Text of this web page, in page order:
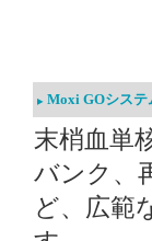
Moxi GOシステ
末梢血単
バンク、
ど、広範